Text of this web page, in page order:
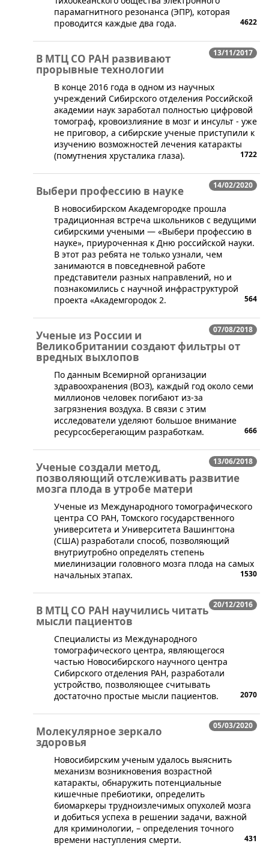
парамагнитного резонанса (ЭПР), которая
проводится каждые два года.
4622
13/11/2017
В МТЦ СО РАН развивают
прорывные технологии
​В конце 2016 года в одном из научных
учреждений Сибирского отделения Российской
академии наук заработал полностью цифровой
томограф, кровоизлияние в мозг и инсульт - уже
не приговор, а сибирские ученые приступили к
изучению возможностей лечения катаракты
(помутнения хрусталика глаза).
1722
14/02/2020
Выбери профессию в науке
​В новосибирском Академгородке прошла
традиционная встреча школьников с ведущими
сибирскими учеными — «Выбери профессию в
науке», приуроченная к Дню российской науки.
В этот раз ребята не только узнали, чем
занимаются в повседневной работе
представители разных направлений, но и
познакомились с научной инфраструктурой
проекта «Академгородок 2.
564
07/08/2018
Ученые из России и
Великобритании создают фильтры от
вредных выхлопов
​По данным Всемирной организации
здравоохранения (ВОЗ), каждый год около семи
миллионов человек погибают из-за
загрязнения воздуха. В связи с этим
исследователи уделяют большое внимание
ресурсосберегающим разработкам.
666
13/06/2018
Ученые создали метод,
позволяющий отслеживать развитие
мозга плода в утробе матери
Ученые из Международного томографического
центра СО РАН, Томского государственного
университета и Университета Вашингтона
(США) разработали способ, позволяющий
внутриутробно определять степень
миелинизации головного мозга плода на самых
начальных этапах.
1530
20/12/2016
В МТЦ СО РАН научились читать
мысли пациентов
​Специалисты из Международного
томографического центра, являющегося
частью Новосибирского научного центра
Сибирского отделения РАН, разработали
устройство, позволяющее считывать
достаточно простые мысли пациентов.
2070
05/03/2020
Молекулярное зеркало
здоровья
Новосибирским ученым удалось выяснить
механизм возникновения возрастной
катаракты, обнаружить потенциальные
кишечные пребиотики, определить
биомаркеры трудноизлечимых опухолей мозга
и добиться успеха в решении задачи, важной
для криминологии, – определения точного
времени наступления смерти.
431